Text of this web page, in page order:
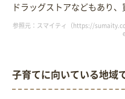
ドラッグストアなどもあり、
参照元：スマイティ（https://
子育てに向いている地域